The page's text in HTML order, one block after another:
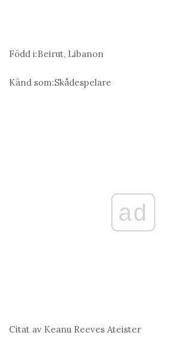
Född i:Beirut, Libanon
Känd som:Skådespelare
ad
Citat av Keanu Reeves Ateister